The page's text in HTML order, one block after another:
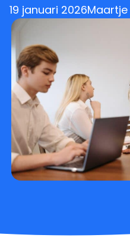
19 januari 2026Maartje